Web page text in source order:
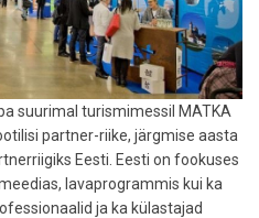
suurimal turismimessil MATKA
partner-riike, järgmise aasta
Eesti. Eesti on fookuses
lavaprogrammis kui ka
ja ka külastajad